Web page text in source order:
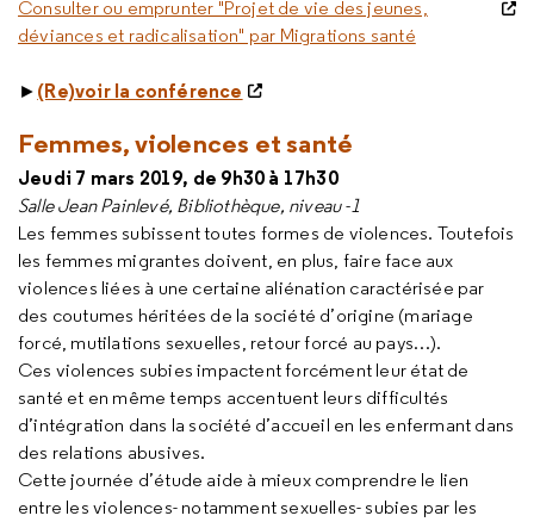
Consulter ou emprunter "Projet de vie des jeunes,
déviances et radicalisation" par Migrations santé
► (Re)voir la conférence
Femmes, violences et santé
Jeudi 7 mars 2019, de 9h30 à 17h30
Salle Jean Painlevé, Bibliothèque, niveau -1
Les femmes subissent toutes formes de violences. Toutefois
les femmes migrantes doivent, en plus, faire face aux
violences liées à une certaine aliénation caractérisée par
des coutumes héritées de la société d’origine (mariage
forcé, mutilations sexuelles, retour forcé au pays…).
Ces violences subies impactent forcément leur état de
santé et en même temps accentuent leurs difficultés
d’intégration dans la société d’accueil en les enfermant dans
des relations abusives.
Cette journée d’étude aide à mieux comprendre le lien
entre les violences- notamment sexuelles- subies par les